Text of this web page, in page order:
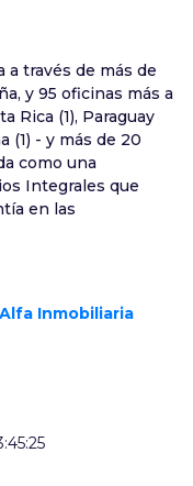
través de más de
y 95 oficinas más a
Rica (1), Paraguay
(1) - y más de 20
como una
Integrales que
en las
Inmobiliaria